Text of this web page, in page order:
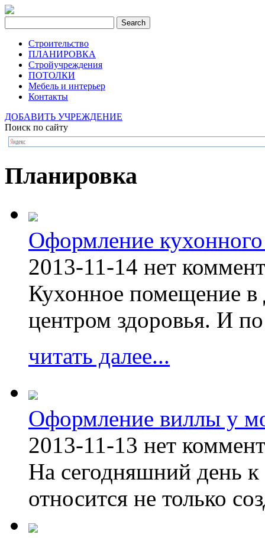
Строительство
ПЛАНИРОВКА
Стройучреждения
ПОТОЛКИ
Мебель и интерьер
Контакты
ДОБАВИТЬ УЧРЕЖДЕНИЕ
Поиск по сайту
Планировка
Оформление
2013-11-14 нет
Кухонное помещение в
центром здоровья. И
читать далее...
Оформление виллы у
2013-11-13 нет
На сегодняшний день к
относится не только